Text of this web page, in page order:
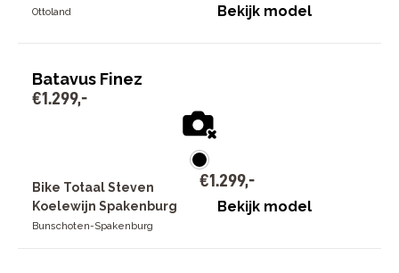
Ottoland Bekijk model
Batavus Finez
€1 .299,-
Bike Totaal Steven
Koelewijn Spakenburg
Bunschoten-Spakenburg
€1 .299,-
Bekijk model